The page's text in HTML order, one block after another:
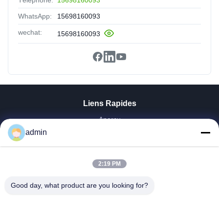
WhatsApp: 15698160093
wechat: 15698160093
Liens Rapides
Aperçu
VR Show
A Propos De Nous
Visite D'usine
Contrôle De La Qualité
admin
2:19 PM
Good day, what product are you looking for?